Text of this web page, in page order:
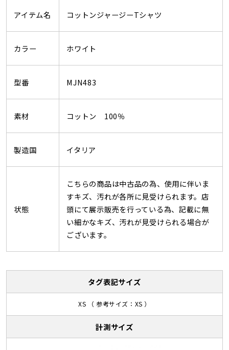
アイテム名 コットンジャージーTシャツ
カラー ホワイト
型番 MJN483
素材 コットン 100％
製造国 イタリア
状態
こちらの商品は中古品の為、使用に伴いま
すキズ、汚れが各所に見受けられます。店
頭にて展示販売を行っている為、記載に無
い細かなキズ、汚れが見受けられる場合が
ございます。
タグ表記サイズ
XS （ 参考サイズ：XS ）
計測サイズ